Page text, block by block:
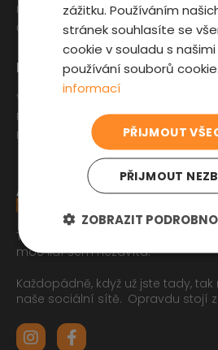
Tak jste se pročetli až sem dolu jo?
moc lidí sem nezavítá.
Každopádně, když už jste tady,
naše sociální sítě. Opravdu stojí
Pro zákazníky
Výběr auta
Fyzická kontrola auta
Prověrka historie
Kupní
Jak
Sleva
Hradec Králové
České Budějovice
zážitku. Používáním
stránek souhlasíte se
cookie v souladu s
používání souborů
informací
PŘIJMOUT
PŘIJMOUT
ZOBRAZIT